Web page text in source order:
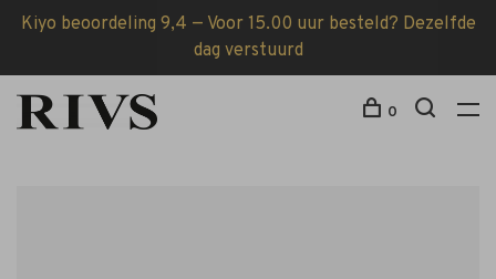
Kiyo beoordeling 9,4 — Voor 15.00 uur besteld? Dezelfde
dag verstuurd
0